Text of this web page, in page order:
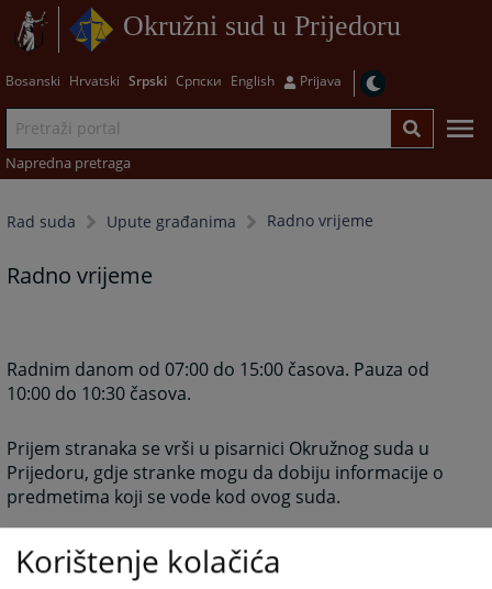
Okružni sud u Prijedoru
Bosanski Hrvatski Srpski Српски English Prijava
Napredna pretraga
Rad suda Upute građanima Radno vrijeme
Radno vrijeme
Radnim danom od 07:00 do 15:00 časova. Pauza od
10:00 do 10:30 časova.
Prijem stranaka se vrši u pisarnici Okružnog suda u
Prijedoru, gdje stranke mogu da dobiju informacije o
predmetima koji se vode kod ovog suda.
4068 PREGLEDA
Korištenje kolačića